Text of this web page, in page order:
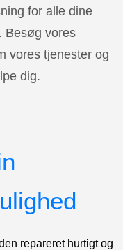
for alle dine
Besøg vores
vores tjenester og
dig.
repareret hurtigt og